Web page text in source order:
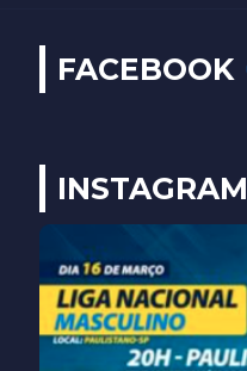
FACEBOOK
INSTAGRAM